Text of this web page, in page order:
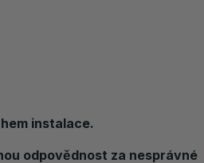
instalace.
odpovědnost za nesprávné